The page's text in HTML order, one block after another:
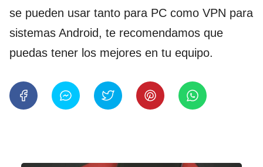
se pueden usar tanto para PC como VPN para
sistemas Android, te recomendamos que
puedas tener los mejores en tu equipo.